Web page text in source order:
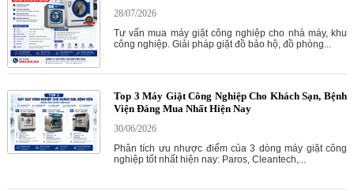
28/07/2026
Tư vấn mua máy giặt công nghiệp cho nhà máy, khu
công nghiệp. Giải pháp giặt đồ bảo hộ, đồ phòng...
Top 3 Máy Giặt Công Nghiệp Cho Khách Sạn, Bệnh
Viện Đáng Mua Nhất Hiện Nay
30/06/2026
Phân tích ưu nhược điểm của 3 dòng máy giặt công
nghiệp tốt nhất hiện nay: Paros, Cleantech,...